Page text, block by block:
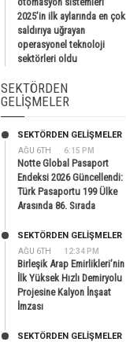
2025’in ilk aylarında en çok
saldırıya uğrayan
operasyonel teknoloji
sektörleri oldu
SEKTÖRDEN
GELIŞMELER
AĞU 6TH 6:15 PM
SEKTÖRDEN GELIŞMELER
Notte Global Pasaport
Endeksi 2026 Güncellendi:
Türk Pasaportu 199 Ülke
Arasında 86. Sırada
AĞU 6TH 12:34 PM
SEKTÖRDEN GELIŞMELER
Birleşik Arap Emirlikleri’nin
İlk Yüksek Hızlı Demiryolu
Projesine Kalyon İnşaat
İmzası
SEKTÖRDEN GELIŞMELER